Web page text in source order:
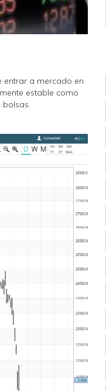
entrar a mercado en
estable como